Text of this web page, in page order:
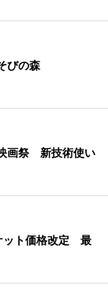
びの森
画祭 新技術使い
ット価格改定 最